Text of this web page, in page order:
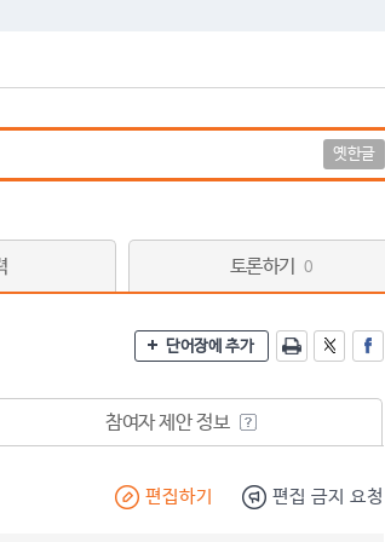
옛한글
토론하기 0
단어장에 추가
참여자 제안 정보
편집하기 편집 금지 요청